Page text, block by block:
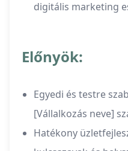
digitális marketing
Előnyök:
Egyedi és testre
[Vállalkozás neve]
Hatékony